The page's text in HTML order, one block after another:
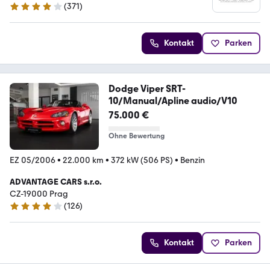
4.2 Sterne
(371)
Kontakt Parken
Dodge Viper SRT-
10/Manual/Apline audio/V10
75.000 €
Ohne Bewertung
EZ 05/2006• 22.000 km • 372 kW (506 PS) • Benzin
ADVANTAGE CARS s.r.o.
CZ-19000 Prag
3.8 Sterne
(126)
Kontakt Parken